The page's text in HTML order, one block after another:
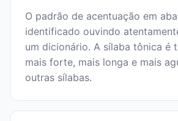
O padrão de acentuação em
identificado ouvindo
um dicionário. A sílaba tônica é
mais forte, mais longa e mais
outras sílabas.